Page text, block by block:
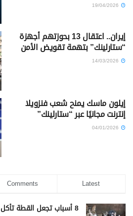
إيران.. اعتقال 13 بحوزتهم أجهزة
“ستارلينك” بتهمة تقويض الأمن
إيلون ماسك يمنح شعب فنزويلا
إنترنت مجانيًا عبر “ستارلينك”
Comments Latest
8 أسباب تجعل القطة تأكل صغارها